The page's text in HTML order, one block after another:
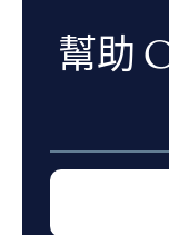
幫助